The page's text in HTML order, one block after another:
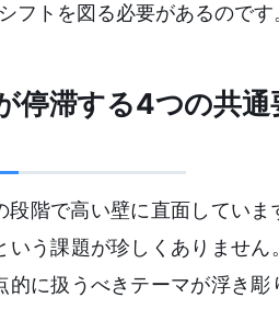
トを図る必要があるのです
停滞する4つの共通
階で高い壁に直面していま
う課題が珍しくありません
に扱うべきテーマが浮き彫